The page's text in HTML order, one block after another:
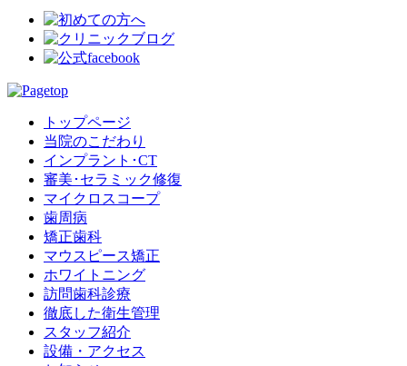
トップページ
当院のこだわり
インプラント･CT
審美･セラミック修復
マイクロスコープ
歯周病
矯正歯科
マウスピース矯正
ホワイトニング
訪問歯科診療
徹底した衛生管理
スタッフ紹介
設備・アクセス